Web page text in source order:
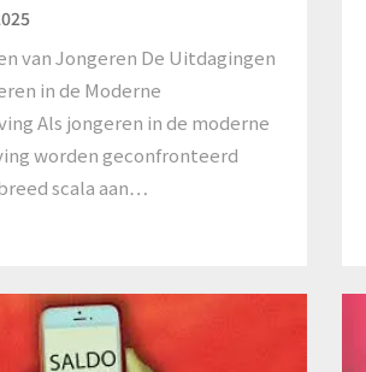
van Jongeren De Uitdagingen
in de Moderne
Als jongeren in de moderne
worden geconfronteerd
scala aan…